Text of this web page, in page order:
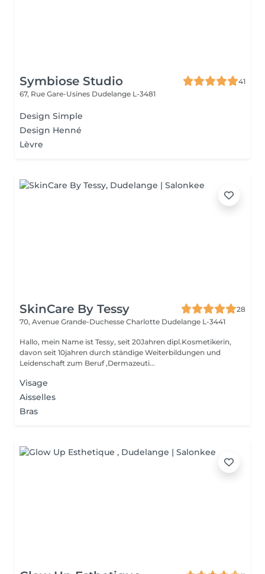
Symbiose Studio
41
67, Rue Gare-Usines Dudelange L-3481
Design Simple
Design Henné
Lèvre
SkinCare By Tessy
28
70, Avenue Grande-Duchesse Charlotte Dudelange L-3441
Hallo, mein Name ist Tessy, seit 20Jahren dipl.Kosmetikerin,
davon seit 10jahren durch ständige Weiterbildungen und
Leidenschaft zum Beruf ,Dermazeuti...
Visage
Aisselles
Bras